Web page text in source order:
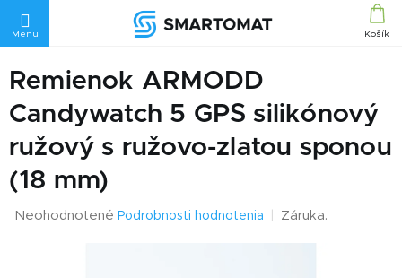
Remienok ARMODD
Candywatch 5 GPS silikónový
ružový s ružovo-zlatou sponou
(18 mm)
Priemerné
Neohodnotené Podrobnosti hodnotenia Záruka: